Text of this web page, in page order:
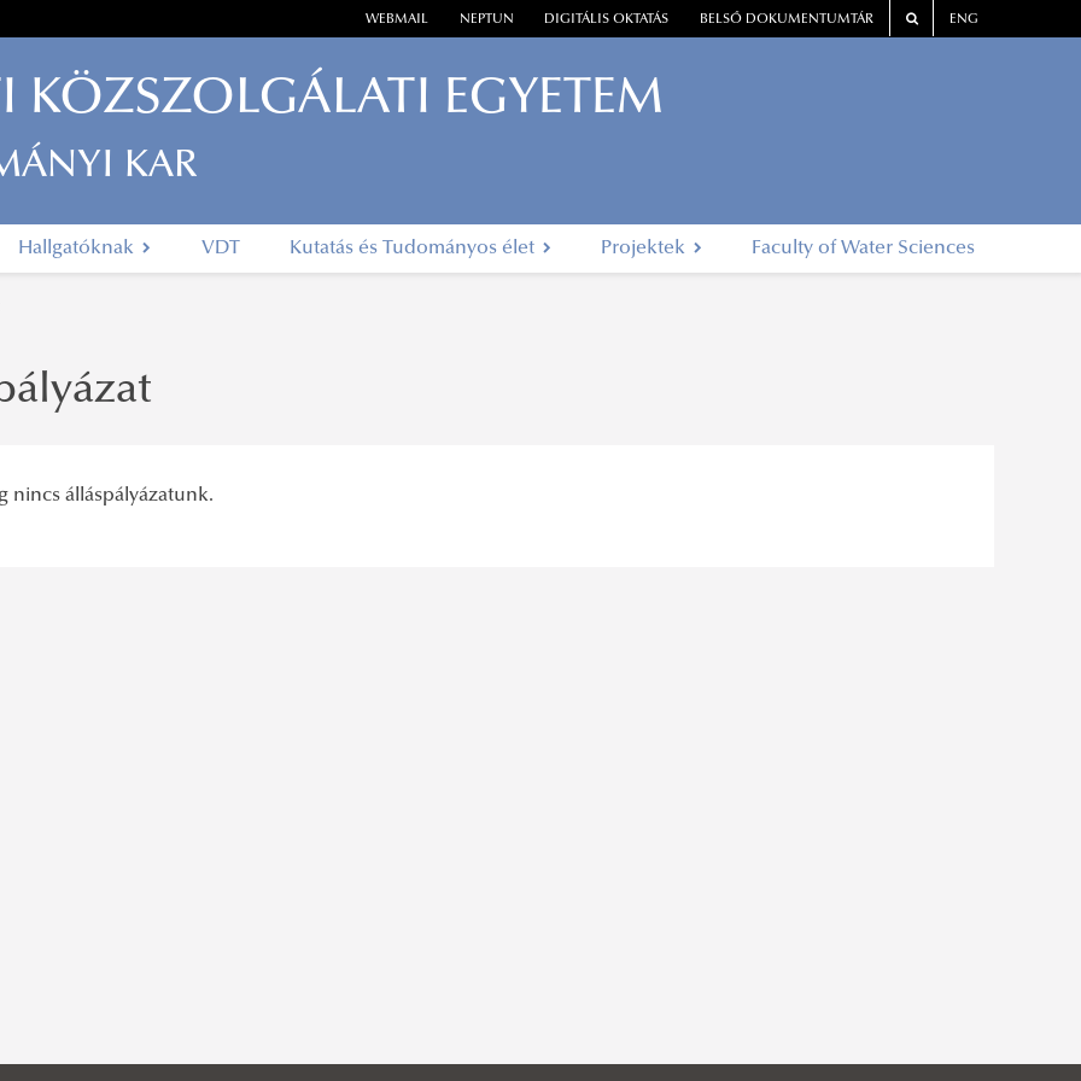
WEBMAIL NEPTUN DIGITÁLIS OKTATÁS BELSŐ DOKUMENTUMTÁR ENG
KÖZSZOLGÁLATI EGYETEM
KAR
Hallgatóknak VDT Kutatás és Tudományos élet Projektek Faculty of Water Sciences
nincs álláspályázatunk.